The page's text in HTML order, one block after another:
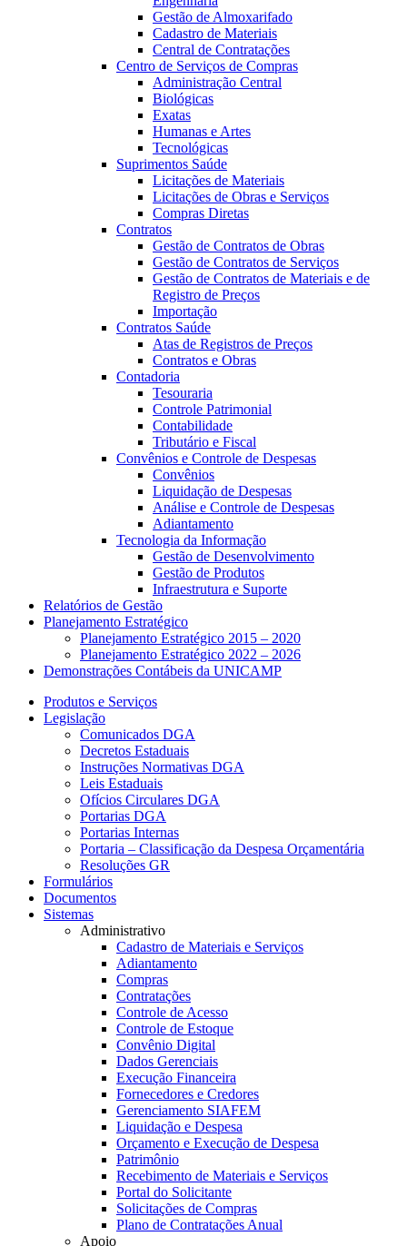
Gestão de Almoxarifado
Cadastro de Materiais
Central de Contratações
Centro de Serviços de Compras
Administração Central
Biológicas
Exatas
Humanas e Artes
Tecnológicas
Suprimentos Saúde
Licitações de Materiais
Licitações de Obras e Serviços
Compras Diretas
Contratos
Gestão de Contratos de Obras
Gestão de Contratos de Serviços
Gestão de Contratos de Materiais e de
Registro de Preços
Importação
Contratos Saúde
Atas de Registros de Preços
Contratos e Obras
Contadoria
Tesouraria
Controle Patrimonial
Contabilidade
Tributário e Fiscal
Convênios e Controle de Despesas
Convênios
Liquidação de Despesas
Análise e Controle de Despesas
Adiantamento
Tecnologia da Informação
Gestão de Desenvolvimento
Gestão de Produtos
Infraestrutura e Suporte
Relatórios de Gestão
Planejamento Estratégico
Planejamento Estratégico 2015 – 2020
Planejamento Estratégico 2022 – 2026
Demonstrações Contábeis da UNICAMP
Produtos e Serviços
Legislação
Comunicados DGA
Decretos Estaduais
Instruções Normativas DGA
Leis Estaduais
Ofícios Circulares DGA
Portarias DGA
Portarias Internas
Portaria – Classificação da Despesa Orçamentária
Resoluções GR
Formulários
Documentos
Sistemas
Administrativo
Cadastro de Materiais e Serviços
Adiantamento
Compras
Contratações
Controle de Acesso
Controle de Estoque
Convênio Digital
Dados Gerenciais
Execução Financeira
Fornecedores e Credores
Gerenciamento SIAFEM
Liquidação e Despesa
Orçamento e Execução de Despesa
Patrimônio
Recebimento de Materiais e Serviços
Portal do Solicitante
Solicitações de Compras
Plano de Contratações Anual
Apoio